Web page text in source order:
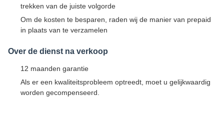
trekken van de juiste volgorde
Om de kosten te besparen, raden wij de manier van prepaid
in plaats van te verzamelen
Over de dienst na verkoop
12 maanden garantie
Als er een kwaliteitsprobleem optreedt, moet u gelijkwaardig
worden gecompenseerd.